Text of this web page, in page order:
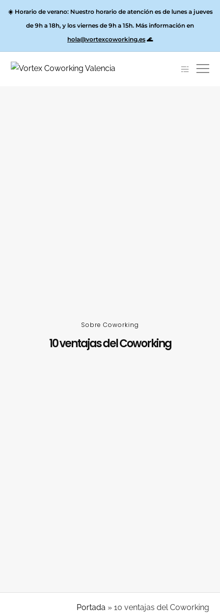
☀️ Horario de verano:Nuestro horario de atención es de lunes a jueves
de 9h a 18h, y los viernes de 9h a 15h. Más información en
hola@vortexcoworking.es 🌊
Sobre Coworking
10 ventajas del Coworking
Portada » 10 ventajas del Coworking